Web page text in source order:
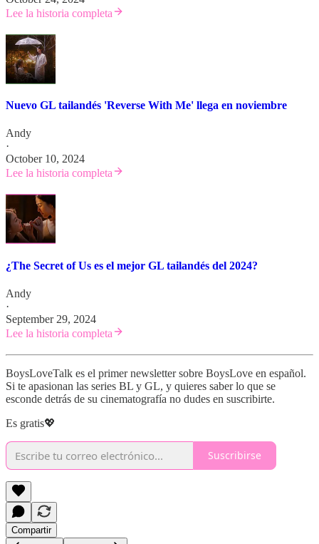
Lee la historia completa
Nuevo GL tailandés 'Reverse With Me' llega en noviembre
Andy
·
October 10, 2024
Lee la historia completa
¿The Secret of Us es el mejor GL tailandés del 2024?
Andy
·
September 29, 2024
Lee la historia completa
BoysLoveTalk es el primer newsletter sobre BoysLove en español.
Si te apasionan las series BL y GL, y quieres saber lo que se
esconde detrás de su cinematografía no dudes en suscribirte.
Es gratis💖
Suscribirse
Compartir